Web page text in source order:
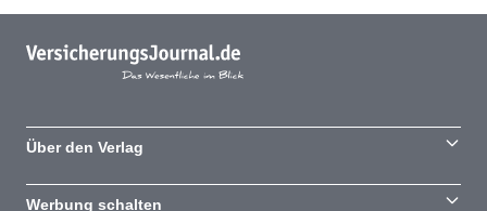
Über den Verlag
Werbung schalten